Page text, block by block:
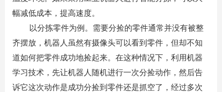
幅减低成本，提高速度。
以分拣零件为例。需要分捡的零件通常并没有被整
齐摆放，机器人虽然有摄像头可以看到零件，但却不知
道如何把零件成功地捡起来。在这种情况下，利用机器
学习技术，先让机器人随机进行一次分捡动作，然后告
诉它这次动作是成功分捡到零件还是抓空了，经过多次